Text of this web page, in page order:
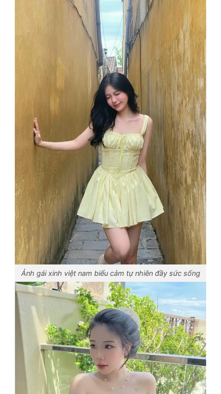
Ảnh gái xinh việt nam biểu cảm tự nhiên đầy sức sống